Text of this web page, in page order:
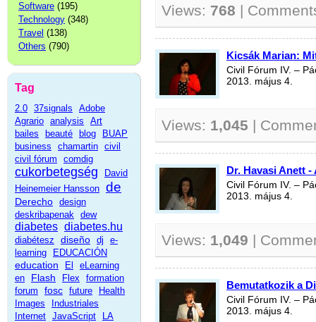
Software (195)
Technology (348)
Travel (138)
Others (790)
Tag
2.0 37signals
Adobe
Agrario analysis
Art
bailes
beauté blog
BUAP
business
chamartin civil
civil fórum
comdig
cukorbetegség
David
Heinemeier Hansson de
Derecho design
deskribapenak dew
diabetes diabetes.hu
diabétesz diseño dj
e-
learning
EDUCACIÓN
education El
eLearning
en
Flash Flex
formation
forum
fosc future
Health
Images
Industriales
Internet JavaScript
LA
Views: 768 |
Kicsák Marian:
Civil Fórum IV. –
2013. május 4.
Views: 1,045 |
Dr. Havasi Anett
Civil Fórum IV. –
2013. május 4.
Views: 1,049 |
Bemutatkozik a
Civil Fórum IV. –
2013. május 4.